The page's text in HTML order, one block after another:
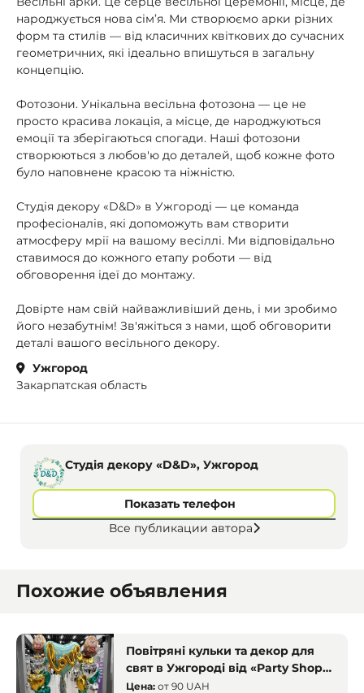
народжується нова сім’я. Ми створюємо арки різних
форм та стилів — від класичних квіткових до сучасних
геометричних, які ідеально впишуться в загальну
концепцію.
Фотозони. Унікальна весільна фотозона — це не
просто красива локація, а місце, де народжуються
емоції та зберігаються спогади. Наші фотозони
створюються з любов'ю до деталей, щоб кожне фото
було наповнене красою та ніжністю.
Студія декору «D&D» в Ужгороді — це команда
професіоналів, які допоможуть вам створити
атмосферу мрії на вашому весіллі. Ми відповідально
ставимося до кожного етапу роботи — від
обговорення ідеї до монтажу.
Довірте нам свій найважливіший день, і ми зробимо
його незабутнім! Зв'яжіться з нами, щоб обговорити
деталі вашого весільного декору.
Ужгород
Закарпатская область
Студія декору «D&D», Ужгород
Показать телефон
Все публикации автора
Похожие объявления
Повітряні кульки та декор для
свят в Ужгороді від «Party Shop».
Повітряні кульки Ужгород. «Party
Цена: от 90 UAH